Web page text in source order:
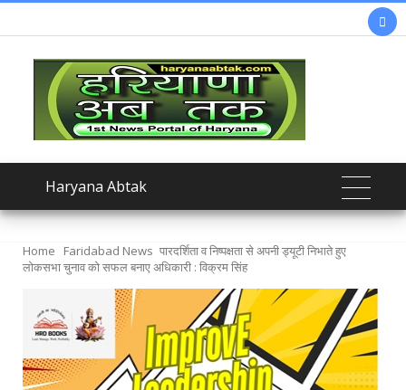

Haryana Abtak
Home Faridabad News पारदर्शिता व निष्पक्षता से अपनी ड्यूटी निभाते हुए
लोकसभा चुनाव को सफल बनाए अधिकारी : विक्रम सिंह